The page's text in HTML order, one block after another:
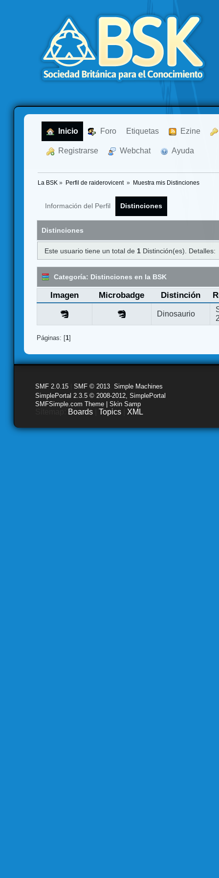
Inicio Foro Etiquetas Ezine
Registrarse Webchat Ayuda
La BSK » Perfil de raiderovicent » Muestra mis Distinciones
Información del Perfil Distinciones
Distinciones
Este usuario tiene un total de 1 Distinción(es). Detalles:
Categoría: Distinciones en la BSK
Imagen Microbadge Distinción
Dinosaurio
Páginas: [1]
SMF 2.0.15 SMF © 2013 Simple Machines
SimplePortal 2.3.5 © 2008-2012, SimplePortal
SMFSimple.com Theme | Skin Samp
Boards Topics XML